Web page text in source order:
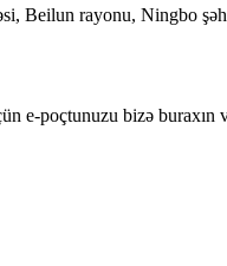
Beilun rayonu, Ningbo
e-poçtunuzu bizə